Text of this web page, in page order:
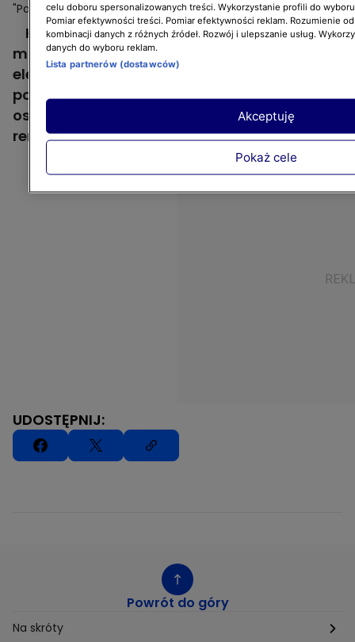
"Para w remont": oryginalne zasłony ze sklepowych
"gotowców"
Więcej
Kupione w sklepie zwykłe szare zasłony
można w kilka chwil zmienić w nowoczesne i
eleganckie. Wystarczy przyszyć do nich
pasek czarnego weluru. Zobaczcie, jak w
ostatnim w tym sezonie odcinku "Pary w
remont" zrobiła to Mirella Kępczyńska!
UDOSTĘPNIJ:
Powrót do góry
Na skróty
celu doboru spersonalizowanych treści. Wykorzystanie profili do
Pomiar efektywności treści. Pomiar efektywności reklam. Rozumienie
kombinacji danych z różnych źródeł. Rozwój i ulepszanie usług.
danych do wyboru reklam.
Lista partnerów (dostawców)
Pokaż cele
Akceptuję